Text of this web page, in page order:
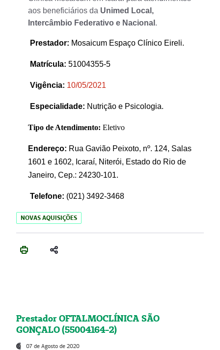
aos beneficiários da Unimed Local,
Intercâmbio Federativo e Nacional .
Prestador: Mosaicum Espaço Clínico Eireli.
Matrícula: 51004355-5
Vigência: 10/05/2021
Especialidade: Nutrição e Psicologia.
Tipo de Atendimento: Eletivo
Endereço: Rua Gavião Peixoto, nº. 124, Salas
1601 e 1602, Icaraí, Niterói, Estado do Rio de
Janeiro, Cep.: 24230-101.
Telefone: (021) 3492-3468
NOVAS AQUISIÇÕES
Prestador OFTALMOCLÍNICA SÃO
GONÇALO (55004164-2)
07 de Agosto de 2020